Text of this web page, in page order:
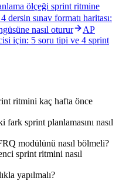
ölçeği sprint ritmine
sınav formatı haritası:
nasıl oturur
AP
için: 5 soru tipi ve 4 sprint
ritmini kaç hafta önce
fark sprint planlamasını nasıl
modülünü nasıl bölmeli?
sprint ritmini nasıl
yapılmalı?